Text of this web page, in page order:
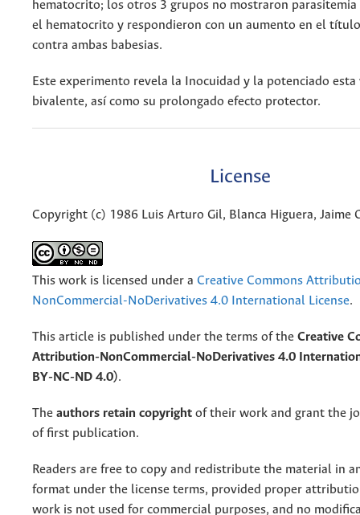
hematocrito; los otros 3 grupos no mostraron parasitemia
el hematocrito y respondieron con un aumento en el
contra ambas babesias.
Este experimento revela la Inocuidad y la potenciado esta
bivalente, así como su prolongado efecto protector.
License
Copyright (c) 1986 Luis Arturo Gil, Blanca Higuera, Jaime
This work is licensed under a Creative Commons
NonCommercial-NoDerivatives 4.0 International License.
This article is published under the terms of the Creative
Attribution-NonCommercial-NoDerivatives 4.0
BY-NC-ND 4.0).
The authors retain copyright of their work and grant the
of first publication.
Readers are free to copy and redistribute the material in
format under the license terms, provided proper
work is not used for commercial purposes, and no